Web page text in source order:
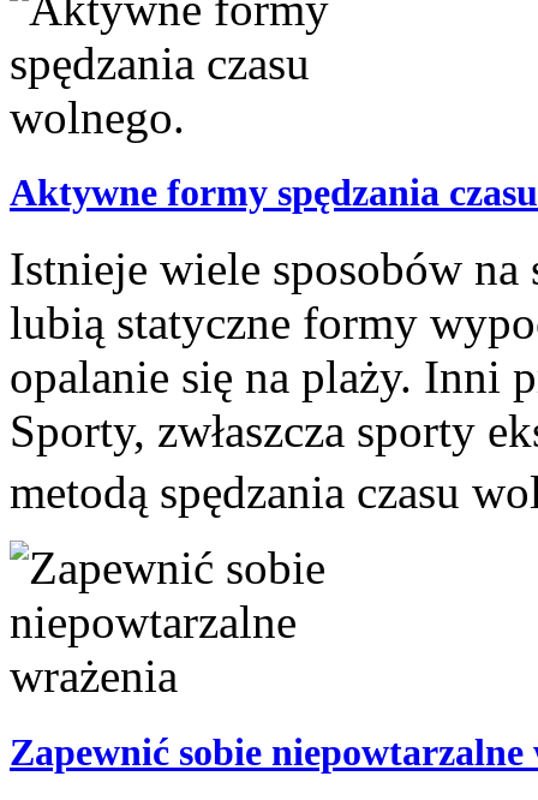
Aktywne formy spędzania
Istnieje wiele sposobów na
lubią statyczne formy
opalanie się na plaży. Inni
Sporty, zwłaszcza sporty
metodą spędzania czasu
Zapewnić sobie niepowtarzalne